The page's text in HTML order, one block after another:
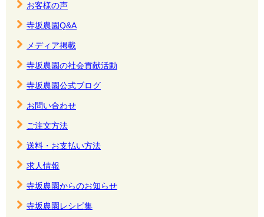
お客様の声
寺坂農園Q&A
メディア掲載
寺坂農園の社会貢献活動
寺坂農園公式ブログ
お問い合わせ
ご注文方法
送料・お支払い方法
求人情報
寺坂農園からのお知らせ
寺坂農園レシピ集